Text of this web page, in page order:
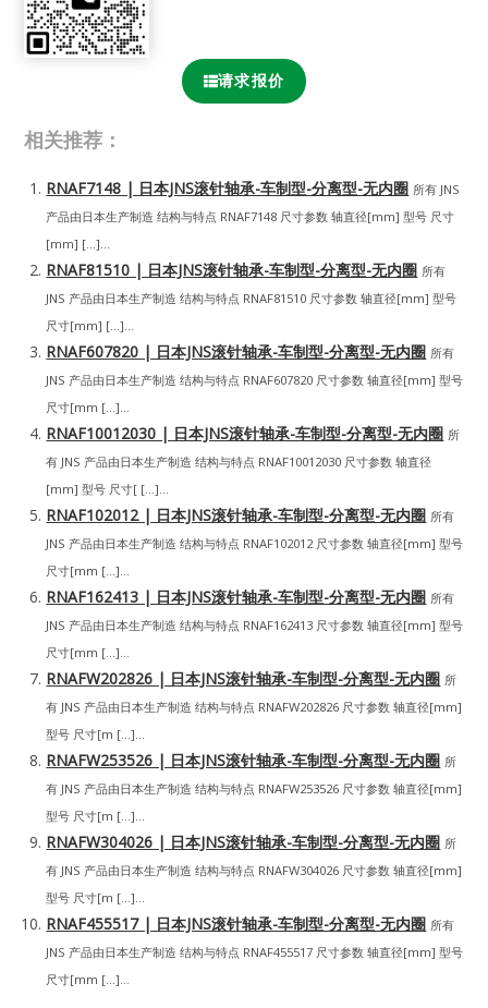
请求报价
相关推荐：
RNAF7148 | 日本JNS滚针轴承-车制型-分离型-无内圈 所有 JNS
产品由日本生产制造 结构与特点 RNAF7148 尺寸参数 轴直径[mm] 型号 尺寸
[mm] […]...
RNAF81510 | 日本JNS滚针轴承-车制型-分离型-无内圈 所有
JNS 产品由日本生产制造 结构与特点 RNAF81510 尺寸参数 轴直径[mm] 型号
尺寸[mm] […]...
RNAF607820 | 日本JNS滚针轴承-车制型-分离型-无内圈 所有
JNS 产品由日本生产制造 结构与特点 RNAF607820 尺寸参数 轴直径[mm] 型号
尺寸[mm […]...
RNAF10012030 | 日本JNS滚针轴承-车制型-分离型-无内圈 所
有 JNS 产品由日本生产制造 结构与特点 RNAF10012030 尺寸参数 轴直径
[mm] 型号 尺寸[ […]...
RNAF102012 | 日本JNS滚针轴承-车制型-分离型-无内圈 所有
JNS 产品由日本生产制造 结构与特点 RNAF102012 尺寸参数 轴直径[mm] 型号
尺寸[mm […]...
RNAF162413 | 日本JNS滚针轴承-车制型-分离型-无内圈 所有
JNS 产品由日本生产制造 结构与特点 RNAF162413 尺寸参数 轴直径[mm] 型号
尺寸[mm […]...
RNAFW202826 | 日本JNS滚针轴承-车制型-分离型-无内圈 所
有 JNS 产品由日本生产制造 结构与特点 RNAFW202826 尺寸参数 轴直径[mm]
型号 尺寸[m […]...
RNAFW253526 | 日本JNS滚针轴承-车制型-分离型-无内圈 所
有 JNS 产品由日本生产制造 结构与特点 RNAFW253526 尺寸参数 轴直径[mm]
型号 尺寸[m […]...
RNAFW304026 | 日本JNS滚针轴承-车制型-分离型-无内圈 所
有 JNS 产品由日本生产制造 结构与特点 RNAFW304026 尺寸参数 轴直径[mm]
型号 尺寸[m […]...
RNAF455517 | 日本JNS滚针轴承-车制型-分离型-无内圈 所有
JNS 产品由日本生产制造 结构与特点 RNAF455517 尺寸参数 轴直径[mm] 型号
尺寸[mm […]...